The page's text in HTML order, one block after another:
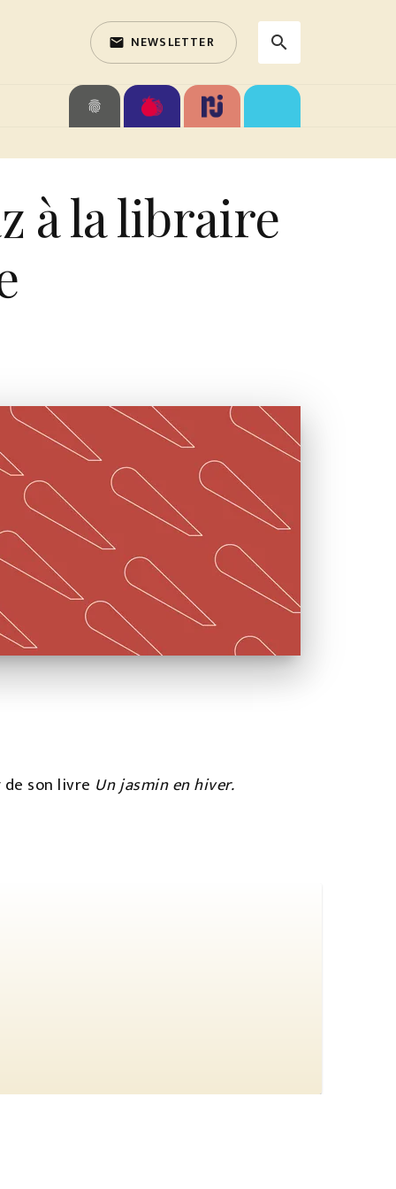
email NEWSLETTER search
fingerprint
search
à la libraire
son livre Un jasmin en hiver.